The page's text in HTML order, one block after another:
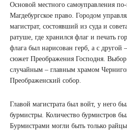
Основой местного самоуправления
Магдебургское право. Городом
магистрат, состоявший из суда и
ратуше, где хранился флаг и печать
флага был нарисован герб, а с другой
сюжет Преображения Господня.
случайным – главным храмом
Преображенский собор.
Главой магистрата был войт, у него
бурмистры. Количество бурмистров
Бурмистрами могли быть только